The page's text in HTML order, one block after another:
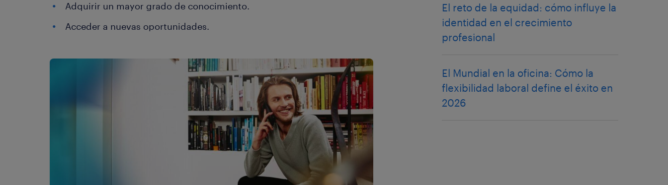
Adquirir un mayor grado de conocimiento.
Acceder a nuevas oportunidades.
El reto de la equidad: cómo influye la
identidad en el crecimiento
profesional
El Mundial en la oficina: Cómo la
flexibilidad laboral define el éxito en
2026